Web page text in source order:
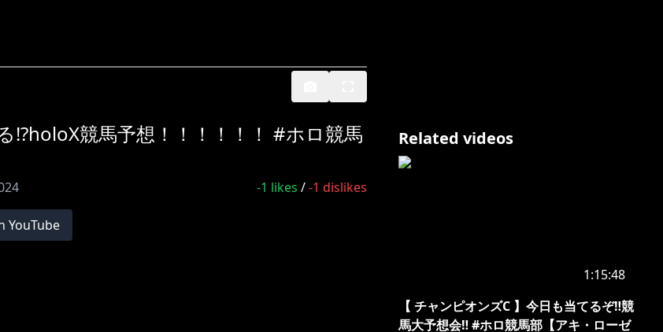
⁉holoX競馬予想！！！！！！ #ホロ競馬
-1 likes /-1 dislikes
YouTube
Related videos
1:15:48
【 チャンピオンズC 】今日も当てるぞ‼競
馬大予想会‼ #ホロ競馬部【アキ・ローゼ